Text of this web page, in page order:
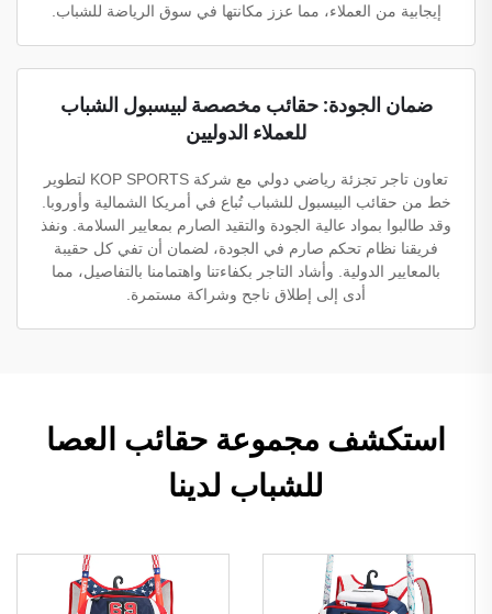
إيجابية من العملاء، مما عزز مكانتها في سوق الرياضة للشباب.
ضمان الجودة: حقائب مخصصة لبيسبول الشباب
للعملاء الدوليين
تعاون تاجر تجزئة رياضي دولي مع شركة KOP SPORTS لتطوير
خط من حقائب البيسبول للشباب تُباع في أمريكا الشمالية وأوروبا.
وقد طالبوا بمواد عالية الجودة والتقيد الصارم بمعايير السلامة. ونفذ
فريقنا نظام تحكم صارم في الجودة، لضمان أن تفي كل حقيبة
بالمعايير الدولية. وأشاد التاجر بكفاءتنا واهتمامنا بالتفاصيل، مما
أدى إلى إطلاق ناجح وشراكة مستمرة.
استكشف مجموعة حقائب العصا
للشباب لدينا